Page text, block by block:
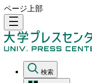
ページ上部
density_medium
検索